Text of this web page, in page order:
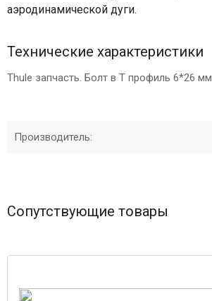
аэродинамической дуги.
Технические характеристики
Thule запчасть. Болт в Т профиль 6*26 мм
Производитель:
Сопутствующие товары